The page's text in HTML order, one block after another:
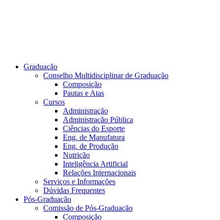
Graduação
Conselho Multidisciplinar de Graduação
Composição
Pautas e Atas
Cursos
Administração
Administração Pública
Ciências do Esporte
Eng. de Manufatura
Eng. de Produção
Nutrição
Inteligência Artificial
Relações Internacionais
Serviços e Informações
Dúvidas Frequentes
Pós-Graduação
Comissão de Pós-Graduação
Composição